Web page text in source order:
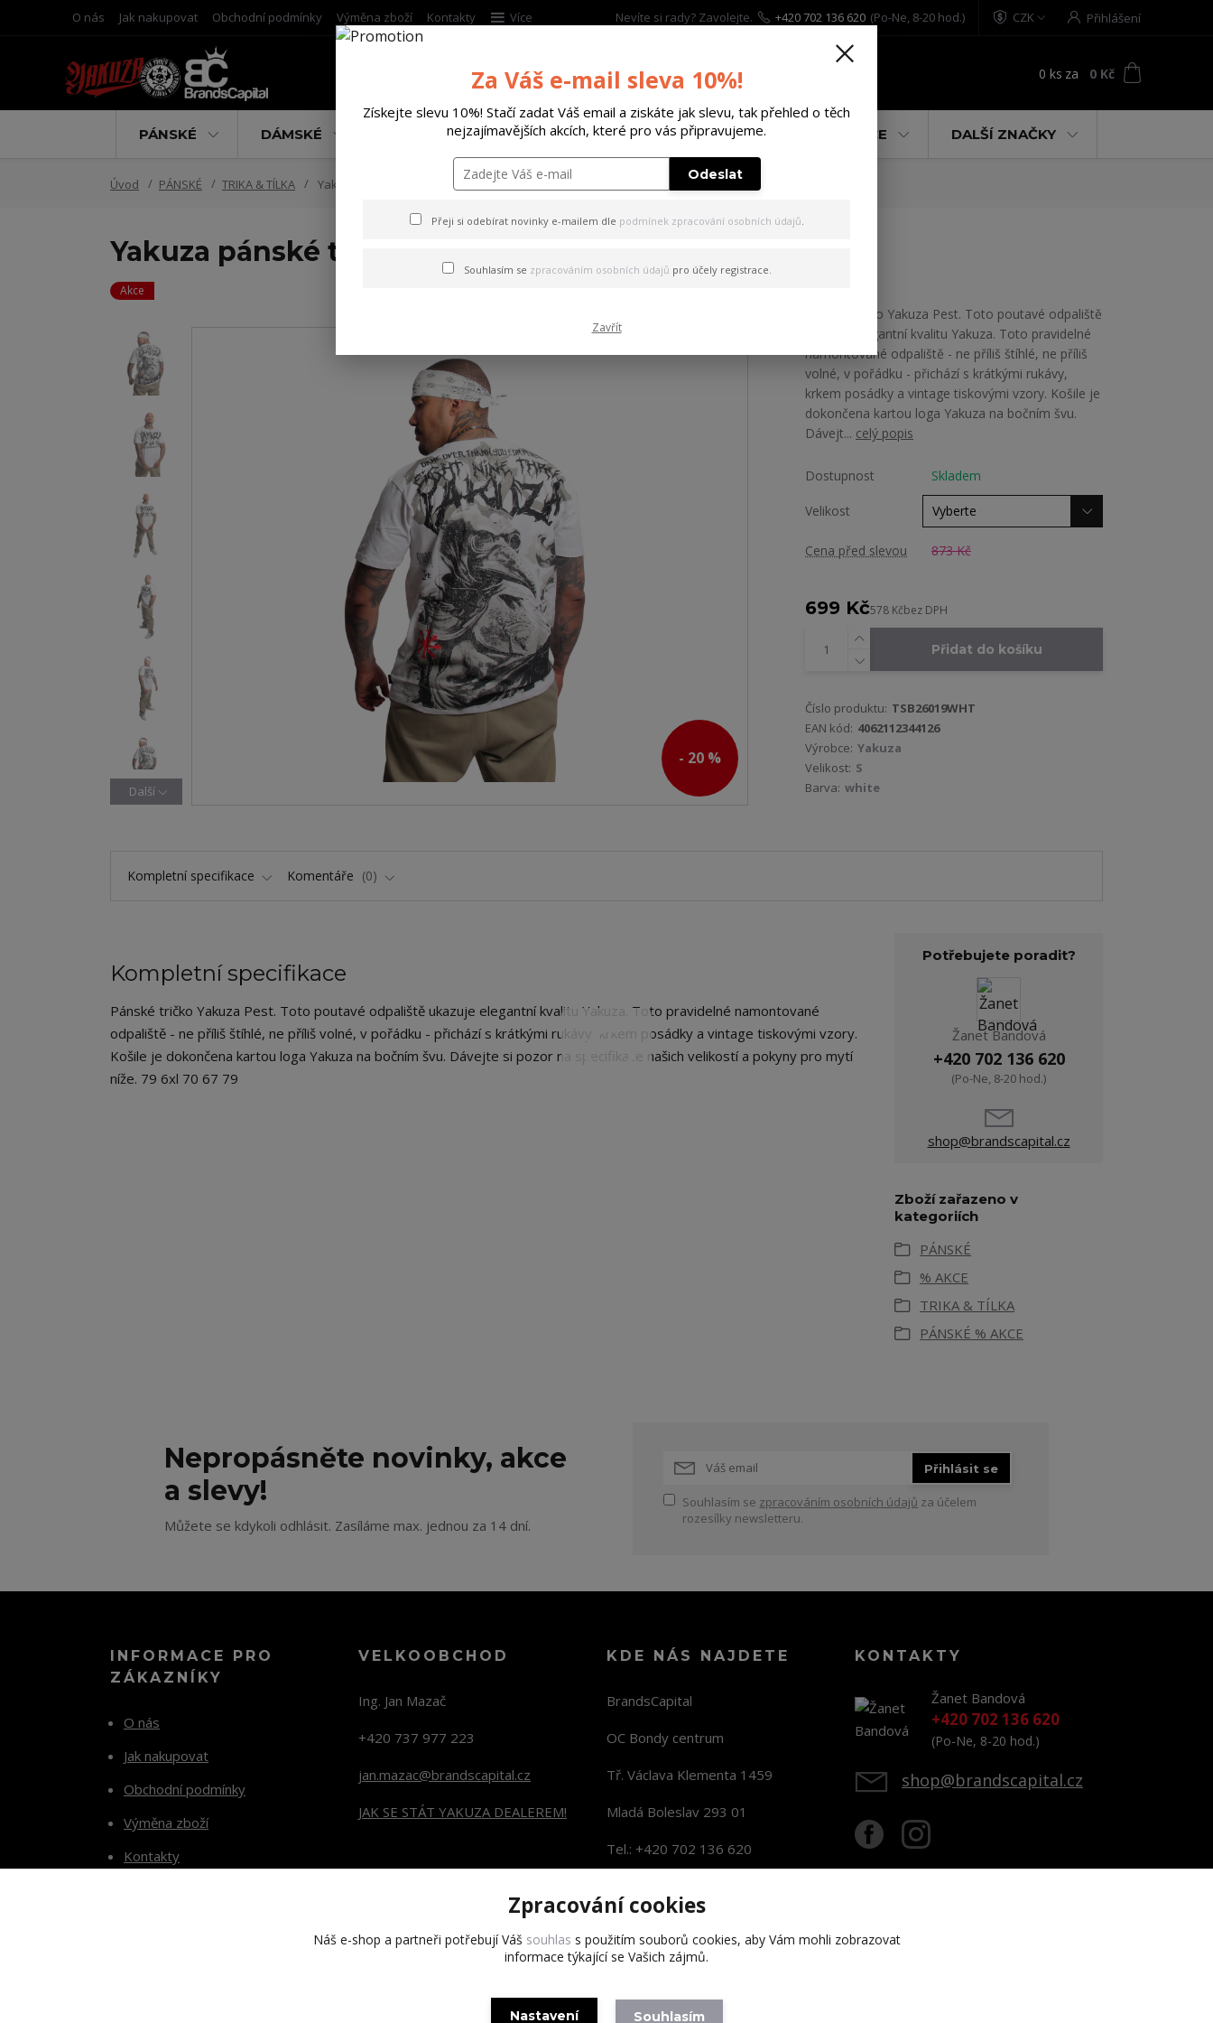
O nás Jak nakupovat Obchodní podmínky Výměna zboží Kontakty Více CZK Přihlášení
Nevíte si rady? Zavolejte. +420 702 136 620 (Po-Ne, 8-20 hod.)
0 ks za 0 Kč
PÁNSKÉ DÁMSKÉ DOPLŇKY DÁRKOVÉ POUKAZY % AKCE DALŠÍ ZNAČKY
Úvod PÁNSKÉ TRIKA & TÍLKA Yakuza pánské tričko Pest Regular T-Shirt
Yakuza pánské tričko Pest Regular T-Shirt
Akce
- 20 %
Další
Pánské tričko Yakuza Pest. Toto poutavé odpaliště
ukazuje elegantní kvalitu Yakuza. Toto pravidelné
namontované odpaliště - ne příliš štíhlé, ne příliš
volné, v pořádku - přichází s krátkými rukávy,
krkem posádky a vintage tiskovými vzory. Košile je
dokončena kartou loga Yakuza na bočním švu.
Dávejt... celý popis
Dostupnost Skladem
Velikost
Cena před slevou 873 Kč
699 Kč578 Kčbez DPH
Přidat do košíku
Číslo produktu: TSB26019WHT
EAN kód: 4062112344126
Výrobce: Yakuza
Velikost: S
Barva: white
Kompletní specifikace Komentáře 0
Kompletní specifikace
Pánské tričko Yakuza Pest. Toto poutavé odpaliště ukazuje elegantní kvalitu Yakuza. Toto pravidelné namontované
odpaliště - ne příliš štíhlé, ne příliš volné, v pořádku - přichází s krátkými rukávy, krkem posádky a vintage tiskovými vzory.
Košile je dokončena kartou loga Yakuza na bočním švu. Dávejte si pozor na specifikace našich velikostí a pokyny pro mytí
níže. 79 6xl 70 67 79
Potřebujete poradit?
Žanet Bandová
+420 702 136 620
(Po-Ne, 8-20 hod.)
shop@brandscapital.cz
Zboží zařazeno v
kategoriích
PÁNSKÉ
% AKCE
TRIKA & TÍLKA
PÁNSKÉ % AKCE
Nepropásněte novinky, akce
a slevy!
Můžete se kdykoli odhlásit. Zasíláme max. jednou za 14 dní.
Přihlásit se
Souhlasím se zpracováním osobních údajů za účelem
rozesílky newsletteru.
INFORMACE PRO
ZÁKAZNÍKY
O nás
Jak nakupovat
Obchodní podmínky
Výměna zboží
Kontakty
VELKOOBCHOD
Ing. Jan Mazač
+420 737 977 223
jan.mazac@brandscapital.cz
JAK SE STÁT YAKUZA DEALEREM!
KDE NÁS NAJDETE
BrandsCapital
OC Bondy centrum
Tř. Václava Klementa 1459
Mladá Boleslav 293 01
Tel.: +420 702 136 620
KONTAKTY
Žanet Bandová
+420 702 136 620
(Po-Ne, 8-20 hod.)
shop@brandscapital.cz
Copyright 2020 BrandsCapital s.r.o.
Za Váš e-mail sleva 10%!
Získejte slevu 10%! Stačí zadat Váš email a ziskáte jak slevu, tak přehled o těch
nejzajímavějších akcích, které pro vás připravujeme.
Odeslat
Přeji si odebírat novinky e-mailem dle podmínek zpracování osobních údajů.
Souhlasím se zpracováním osobních údajů pro účely registrace.
Zavřít
Zpracování cookies
Náš e-shop a partneři potřebují Váš souhlas s použitím souborů cookies, aby Vám mohli zobrazovat
informace týkající se Vašich zájmů.
Nastavení Souhlasím